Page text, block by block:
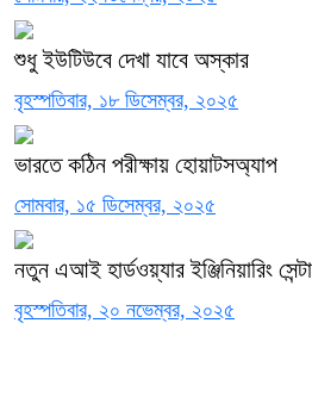
শুধু ইউটিউবে দেখা যাবে অস্কার
বৃহস্পতিবার, ১৮ ডিসেম্বর, ২০২৫
ভারতে কঠিন পরীক্ষায় হোয়াটসঅ্যাপ
সোমবার, ১৫ ডিসেম্বর, ২০২৫
নতুন এআই হার্ডওয়্যার ইঞ্জিনিয়ারিং
বৃহস্পতিবার, ২০ নভেম্বর, ২০২৫